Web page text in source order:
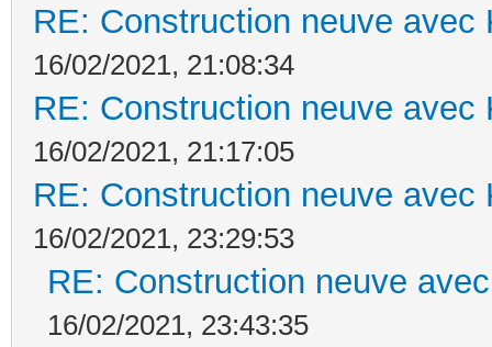
RE: Construction neuve avec
16/02/2021, 21:08:34
RE: Construction neuve avec
16/02/2021, 21:17:05
RE: Construction neuve avec
16/02/2021, 23:29:53
RE: Construction neuve
16/02/2021, 23:43:35